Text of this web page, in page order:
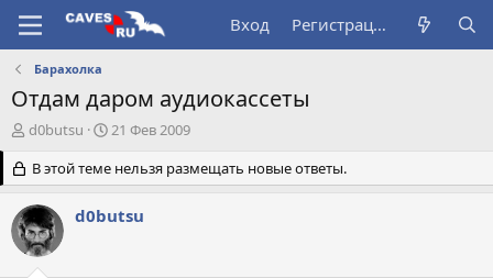
Вход Регистрация
Барахолка
Отдам даром аудиокассеты
А
т
о
р
т
е
м
d0butsu
Д
т
а
а
21 Фев 2009
В этой теме нельзя размещать новые ответы.
d0butsu